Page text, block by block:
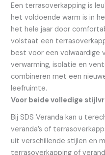
Een terrasoverkapping is
het voldoende warm is in
het hele jaar door
volstaat een
best voor een volwaardige
verwarming, isolatie en
combineren met een
leefruimte.
Voor beide volledige
Bij SDS Veranda kan u
veranda’s of
uit verschillende stijlen en
terrasoverkapping of